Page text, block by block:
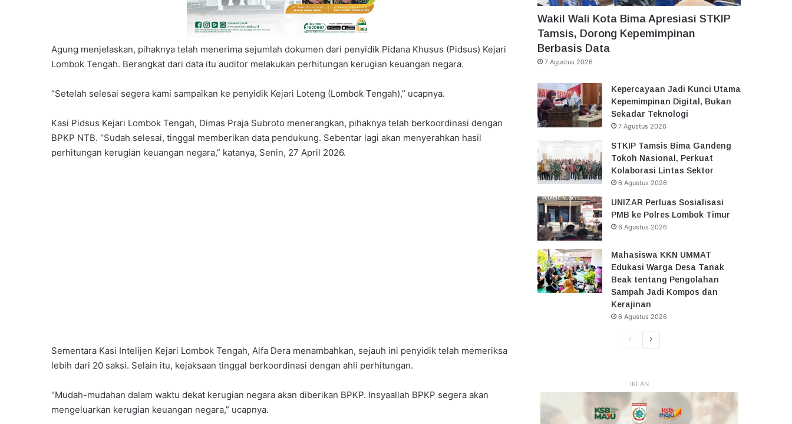
Agung menjelaskan, pihaknya telah menerima sejumlah dokumen dari penyidik Pidana Khusus (Pidsus) Kejari
Lombok Tengah. Berangkat dari data itu auditor melakukan perhitungan kerugian keuangan negara.
“Setelah selesai segera kami sampaikan ke penyidik Kejari Loteng (Lombok Tengah),” ucapnya.
Kasi Pidsus Kejari Lombok Tengah, Dimas Praja Subroto menerangkan, pihaknya telah berkoordinasi dengan
BPKP NTB. “Sudah selesai, tinggal memberikan data pendukung. Sebentar lagi akan menyerahkan hasil
perhitungan kerugian keuangan negara,” katanya, Senin, 27 April 2026.
Sementara Kasi Intelijen Kejari Lombok Tengah, Alfa Dera menambahkan, sejauh ini penyidik telah memeriksa
lebih dari 20 saksi. Selain itu, kejaksaan tinggal berkoordinasi dengan ahli perhitungan.
“Mudah-mudahan dalam waktu dekat kerugian negara akan diberikan BPKP. Insyaallah BPKP segera akan
mengeluarkan kerugian keuangan negara,” ucapnya.
Wakil Wali Kota Bima Apresiasi STKIP
Tamsis, Dorong Kepemimpinan
Berbasis Data
7 Agustus 2026
Kepercayaan Jadi Kunci Utama
Kepemimpinan Digital, Bukan
Sekadar Teknologi
7 Agustus 2026
STKIP Tamsis Bima Gandeng
Tokoh Nasional, Perkuat
Kolaborasi Lintas Sektor
6 Agustus 2026
UNIZAR Perluas Sosialisasi
PMB ke Polres Lombok Timur
6 Agustus 2026
Mahasiswa KKN UMMAT
Edukasi Warga Desa Tanak
Beak tentang Pengolahan
Sampah Jadi Kompos dan
Kerajinan
6 Agustus 2026
HalamanHalaman
IKLAN